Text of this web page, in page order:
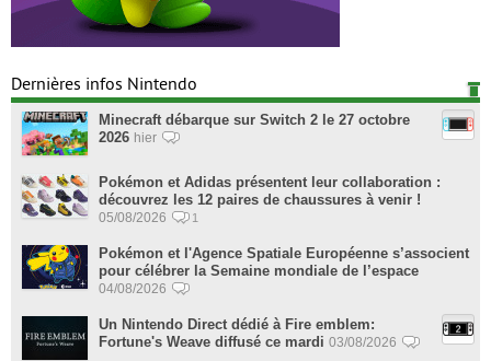
Dernières infos Nintendo
Minecraft débarque sur Switch 2 le 27 octobre
2026 hier
Pokémon et Adidas présentent leur collaboration :
découvrez les 12 paires de chaussures à venir !
05/08/2026 1
Pokémon et l'Agence Spatiale Européenne s’associent
pour célébrer la Semaine mondiale de l’espace
04/08/2026
Un Nintendo Direct dédié à Fire emblem:
Fortune's Weave diffusé ce mardi 03/08/2026